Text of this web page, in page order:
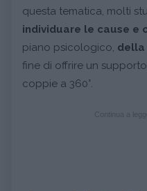
questa tematica, molti
individuare le cause e
piano psicologico, della
fine di offrire un
coppie a 360°.